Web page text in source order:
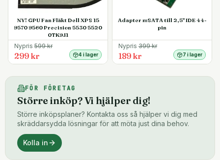
NY! GPU Fan Fläkt Dell XPS 15
9570 9560 Precision 5530 5520
0TK9J1
Nypris 599kr
299 kr 4 i lager
Adapter mSATA till 2,5" IDE 44-
pin
Nypris 399kr
189 kr 7 i lager
FÖR FÖRETAG
Större inköp? Vi hjälper dig!
Större inköpsplaner? Kontakta oss så hjälper vi dig med
skräddarsydda lösningar för att möta just dina behov.
Kolla in